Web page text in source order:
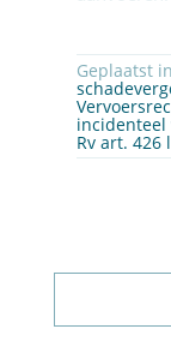
Geplaatst in
incidenteel
Rv art. 426